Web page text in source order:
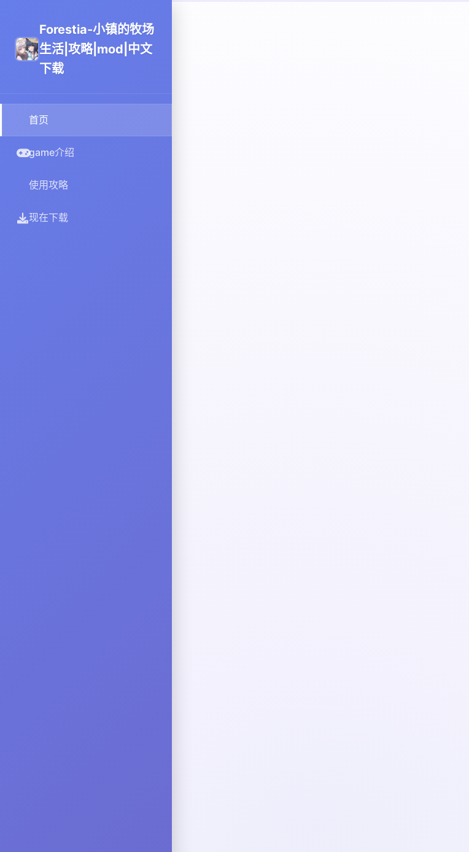
Forestia-小镇的牧场
生活|攻略|mod|中文
下载
首页
game介绍
使用攻略
现在下载